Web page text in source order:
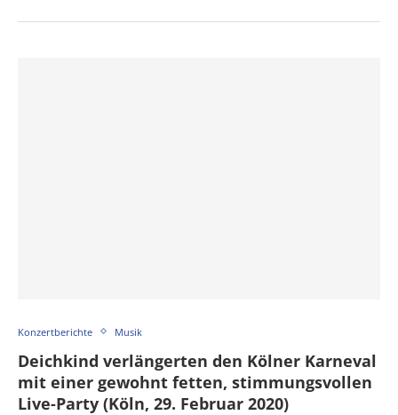
Konzertberichte Musik
Deichkind verlängerten den Kölner Karneval
mit einer gewohnt fetten, stimmungsvollen
Live-Party (Köln, 29. Februar 2020)